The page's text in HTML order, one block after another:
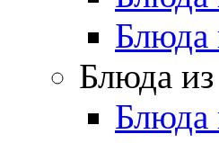
Блюда
Блюда
Блюда